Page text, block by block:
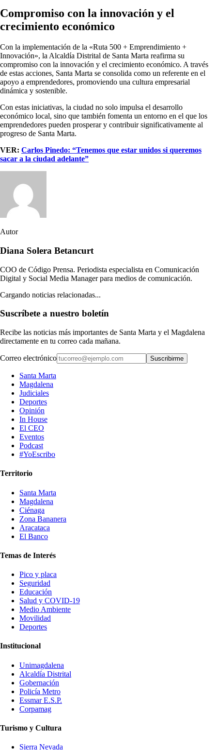
Compromiso con la innovación y el
crecimiento económico
Con la implementación de la «Ruta 500 + Emprendimiento +
Innovación», la Alcaldía Distrital de Santa Marta reafirma su
compromiso con la innovación y el crecimiento económico. A través
de estas acciones, Santa Marta se consolida como un referente en el
apoyo a emprendedores, promoviendo una cultura empresarial
dinámica y sostenible.
Con estas iniciativas, la ciudad no solo impulsa el desarrollo
económico local, sino que también fomenta un entorno en el que los
emprendedores pueden prosperar y contribuir significativamente al
progreso de Santa Marta.
VER: Carlos Pinedo: “Tenemos que estar unidos si queremos
sacar a la ciudad adelante”
Autor
Diana Solera Betancurt
COO de Código Prensa. Periodista especialista en Comunicación
Digital y Social Media Manager para medios de comunicación.
Cargando noticias relacionadas...
Suscríbete a nuestro boletín
Recibe las noticias más importantes de Santa Marta y el Magdalena
directamente en tu correo cada mañana.
Correo electrónico Suscribirme
Santa Marta
Magdalena
Judiciales
Deportes
Opinión
In House
El CEO
Eventos
Podcast
#YoEscribo
Territorio
Santa Marta
Magdalena
Ciénaga
Zona Bananera
Aracataca
El Banco
Temas de Interés
Pico y placa
Seguridad
Educación
Salud y COVID-19
Medio Ambiente
Movilidad
Deportes
Institucional
Unimagdalena
Alcaldía Distrital
Gobernación
Policía Metro
Essmar E.S.P.
Corpamag
Turismo y Cultura
Sierra Nevada